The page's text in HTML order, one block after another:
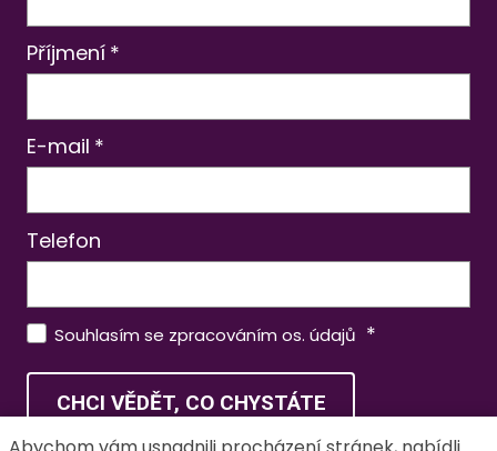
Příjmení *
E-mail *
Telefon
Souhlasím se zpracováním os. údajů *
CHCI VĚDĚT, CO CHYSTÁTE